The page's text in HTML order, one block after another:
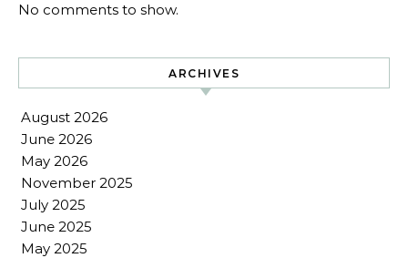
No comments to show.
ARCHIVES
August 2026
June 2026
May 2026
November 2025
July 2025
June 2025
May 2025